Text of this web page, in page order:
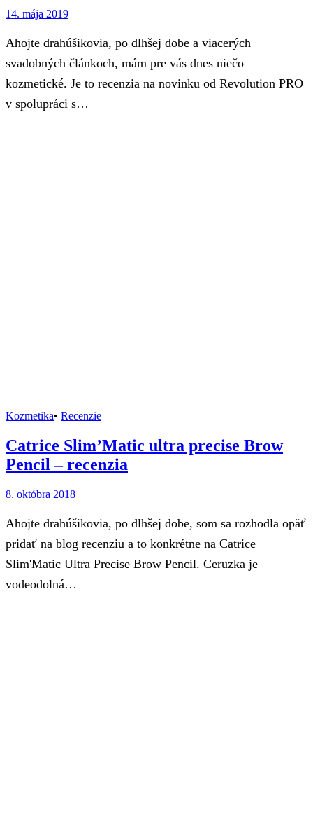
14. mája 2019
Ahojte drahúšikovia, po dlhšej dobe a viacerých
svadobných článkoch, mám pre vás dnes niečo
kozmetické. Je to recenzia na novinku od Revolution PRO
v spolupráci s…
Kozmetika• Recenzie
Catrice Slim’Matic ultra precise Brow
Pencil – recenzia
8. októbra 2018
Ahojte drahúšikovia, po dlhšej dobe, som sa rozhodla opäť
pridať na blog recenziu a to konkrétne na Catrice
Slim'Matic Ultra Precise Brow Pencil. Ceruzka je
vodeodolná…